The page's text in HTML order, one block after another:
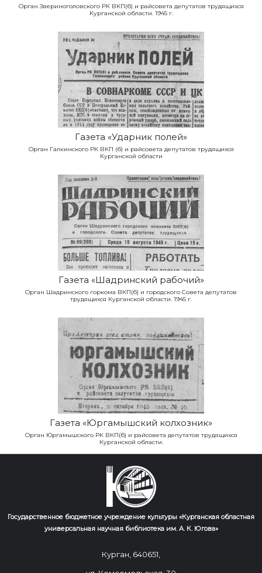
Орган Звериноголовского РК ВКП(б) и райсовета депутатов трудящихся
Курганской области. 1945 г.
Газета «Ударник полей»
Орган Галкинского РК ВКП (б) и райсовета депутатов трудящихся
Курганской области
Газета «Шадринский рабочий»
Орган Шадринского горкома ВКП(б) и городского Совета депутатов
трудящихся Курганской области. 1945 г.
Газета «Юргамышский колхозник»
Орган Юргамышского РК ВКП(б) и райсовета депутатов трудящихся
Курганской области.
Государственное бюджетное учреждение культуры «Курганская областная
универсальная научная библиотека им. А. К. Югова»
Курган, 640651,